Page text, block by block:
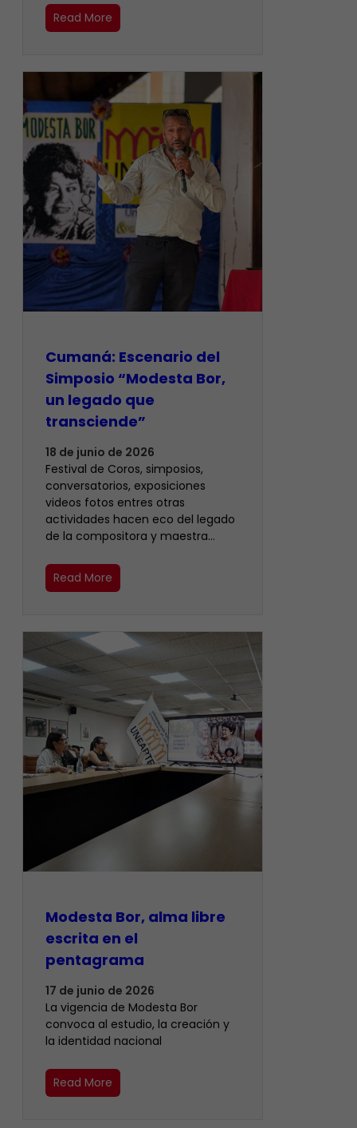
Read More
Cumaná: Escenario del
Simposio “Modesta Bor,
un legado que
transciende”
18 de junio de 2026
Festival de Coros, simposios,
conversatorios, exposiciones
videos fotos entres otras
actividades hacen eco del legado
de la compositora y maestra…
Read More
Modesta Bor, alma libre
escrita en el
pentagrama
17 de junio de 2026
La vigencia de Modesta Bor
convoca al estudio, la creación y
la identidad nacional
Read More